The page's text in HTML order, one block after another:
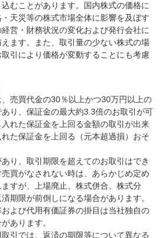
むことがあります。国内株式の価格に
天災等の株式市場全体に影響を及ぼす
営・財務状況の変化および発行会社に
ます。また、取引量の少ない株式の場
引により価格が変動することにも考慮
、売買代金の30％以上かつ30万円以上の
り、保証金の最大約3.3倍のお取引が可
れた保証金を上回る金額の取引が出来
た保証金を上回る（元本超過損）おそ
り、取引期限を超えてのお取引はでき
買がなされない時は、あらかじめ定め
すが、上場廃止、株式併合、株式分
期限が前倒しになる場合があります。
および代用有価証券の掛目は当社独自の
あります。
引では、返済の期限等について異なる